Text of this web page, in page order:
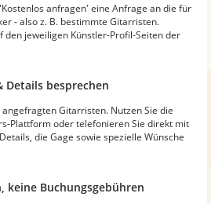
anfragen' eine Anfrage an die für
- also z. B. bestimmte Gitarristen.
den jeweiligen Künstler-Profil-Seiten der
Details besprechen
Gitarristen. Nutzen Sie die
Plattform oder telefonieren Sie direkt mit
die Gage sowie spezielle Wünsche
keine Buchungsgebühren